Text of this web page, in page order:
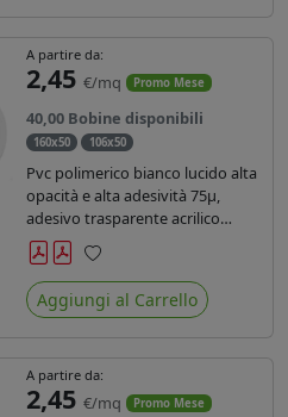
A partire da:
2,45 €/mq Promo Mese
40,00 Bobine disponibili
160x50 106x50
Pvc polimerico bianco lucido alta
opacità e alta adesività 75µ,
adesivo trasparente acrilico
hotmelt permanente, durata 5-7
anni, liner 140gr PE su entrambi
lati. Prestazioni di alto livello.
Dotato di certificato ignifugo
Preferiti
Aggiungi al Carrello
A partire da:
2,45 €/mq Promo Mese